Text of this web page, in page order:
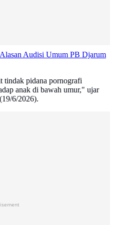
Audisi Umum PB Djarum
tindak pidana pornografi
anak di bawah umur," ujar
6/2026).